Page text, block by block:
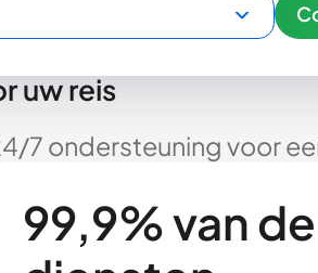
uw reis
7 ondersteuning voor
99,9% van de